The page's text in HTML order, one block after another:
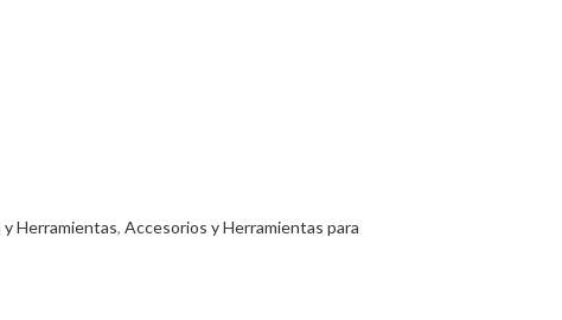
Herramientas, Accesorios y Herramientas para